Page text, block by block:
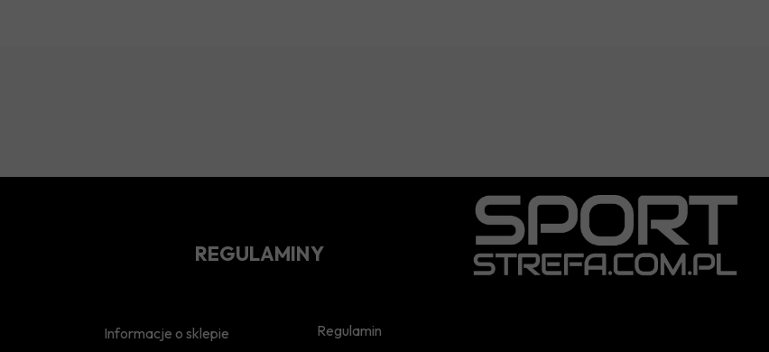
REGULAMINY
Regulamin
Informacje o sklepie